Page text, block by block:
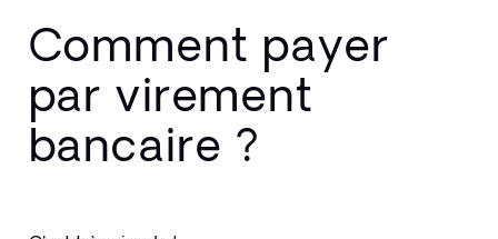
Comment payer
par virement
bancaire ?